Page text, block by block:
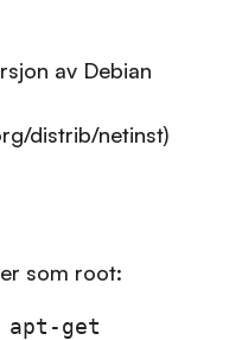
av Debian
distrib/netinst)
som root:
apt-get